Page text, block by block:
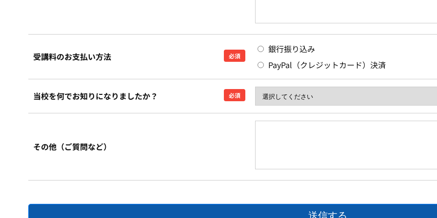
受講料のお支払い方法 必須
銀行振り込み
PayPal（クレジットカード）決済
当校を何でお知りになりましたか？ 必須
その他（ご質問など）